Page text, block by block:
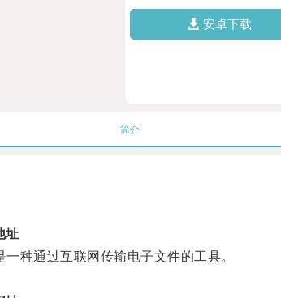
安卓下载
简介
址
种通过互联网传输电子文件的工具。